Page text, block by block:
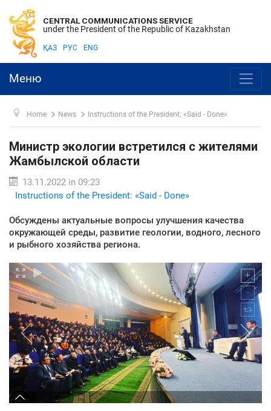
CENTRAL COMMUNICATIONS SERVICE
under the President of the Republic of Kazakhstan
ҚАЗ РУС ENG
Меню
Home News Instructions of the President: «Said - Done»
Министр экологии встретился с жителями
Жамбылской области
13.11.2022 in 09:23
Instructions of the President: «Said - Done»
Обсуждены актуальные вопросы улучшения качества
окружающей среды, развитие геологии, водного, лесного
и рыбного хозяйства региона.